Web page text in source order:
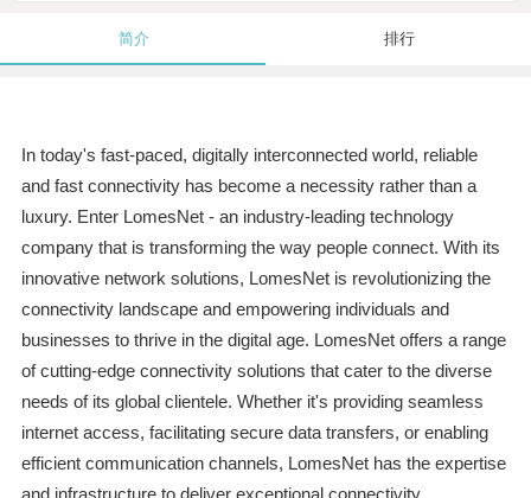
简介 排行
In today's fast-paced, digitally interconnected world, reliable
and fast connectivity has become a necessity rather than a
luxury. Enter LomesNet - an industry-leading technology
company that is transforming the way people connect. With its
innovative network solutions, LomesNet is revolutionizing the
connectivity landscape and empowering individuals and
businesses to thrive in the digital age. LomesNet offers a range
of cutting-edge connectivity solutions that cater to the diverse
needs of its global clientele. Whether it's providing seamless
internet access, facilitating secure data transfers, or enabling
efficient communication channels, LomesNet has the expertise